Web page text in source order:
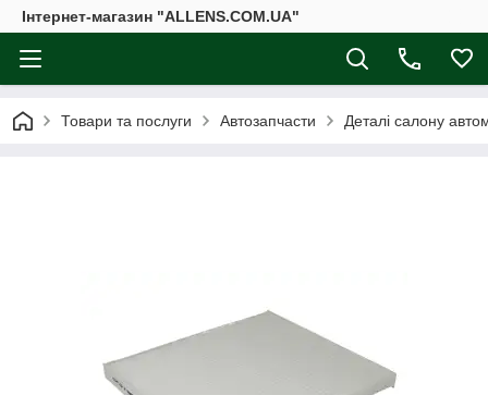
Інтернет-магазин "ALLENS.COM.UA"
Товари та послуги Автозапчасти Деталі салону